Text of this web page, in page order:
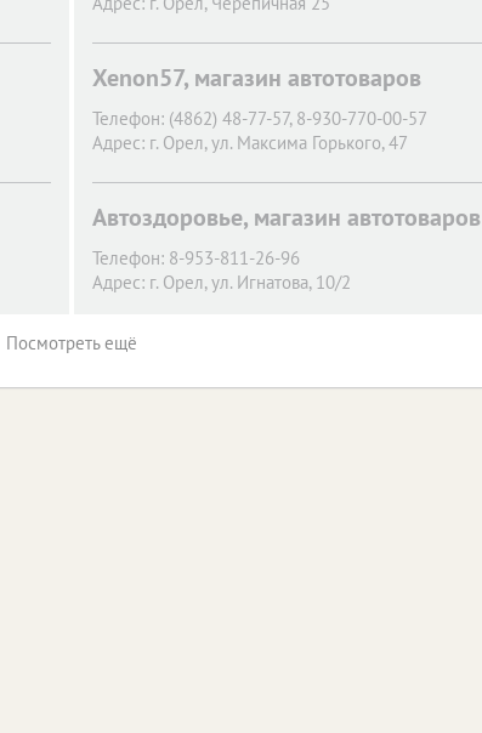
Xenon57, магазин автотоваров
Телефон: (4862) 48-77-57, 8-930-770-00-57
Адрес: г. Орел, ул. Максима Горького, 47
Автоздоровье, магазин автотоваров
Телефон: 8-953-811-26-96
Адрес: г. Орел, ул. Игнатова, 10/2
Посмотреть ещё